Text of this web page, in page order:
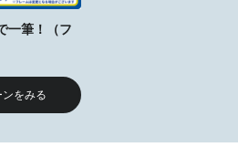
一筆！（フ
をみる